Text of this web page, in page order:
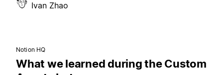
Ivan Zhao
Notion HQ
What we learned during the Custom